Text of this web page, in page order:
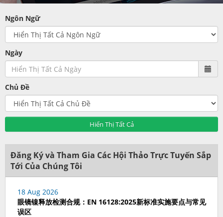
Ngôn Ngữ
Ngày
Chủ Đề
Hiển Thị Tất Cả
Đăng Ký và Tham Gia Các Hội Thảo Trực Tuyến Sắp
Tới Của Chúng Tôi
18 Aug 2026
眼镜镍释放检测合规：EN 16128:2025新标准实施要点与常见
误区